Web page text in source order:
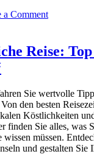
a Commenton
perfekter
Paradies“
Reise:
Sie wertvolle
den besten
Köstlichkeiten
finden Sie alles, was
wissen müssen.
und gestalten Sie